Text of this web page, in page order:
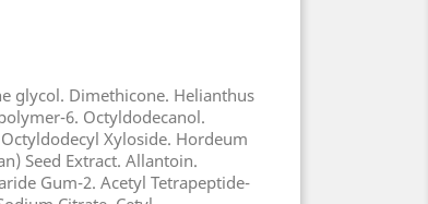
glycol. Dimethicone. Helianthus
6. Octyldodecanol.
Xyloside. Hordeum
Seed Extract. Allantoin.
Gum-2. Acetyl Tetrapeptide-